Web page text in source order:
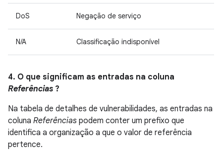
DoS Negação de serviço
N/A Classificação indisponível
4. O que significam as entradas na coluna
Referências ?
Na tabela de detalhes de vulnerabilidades, as entradas na
coluna Referências podem conter um prefixo que
identifica a organização a que o valor de referência
pertence.